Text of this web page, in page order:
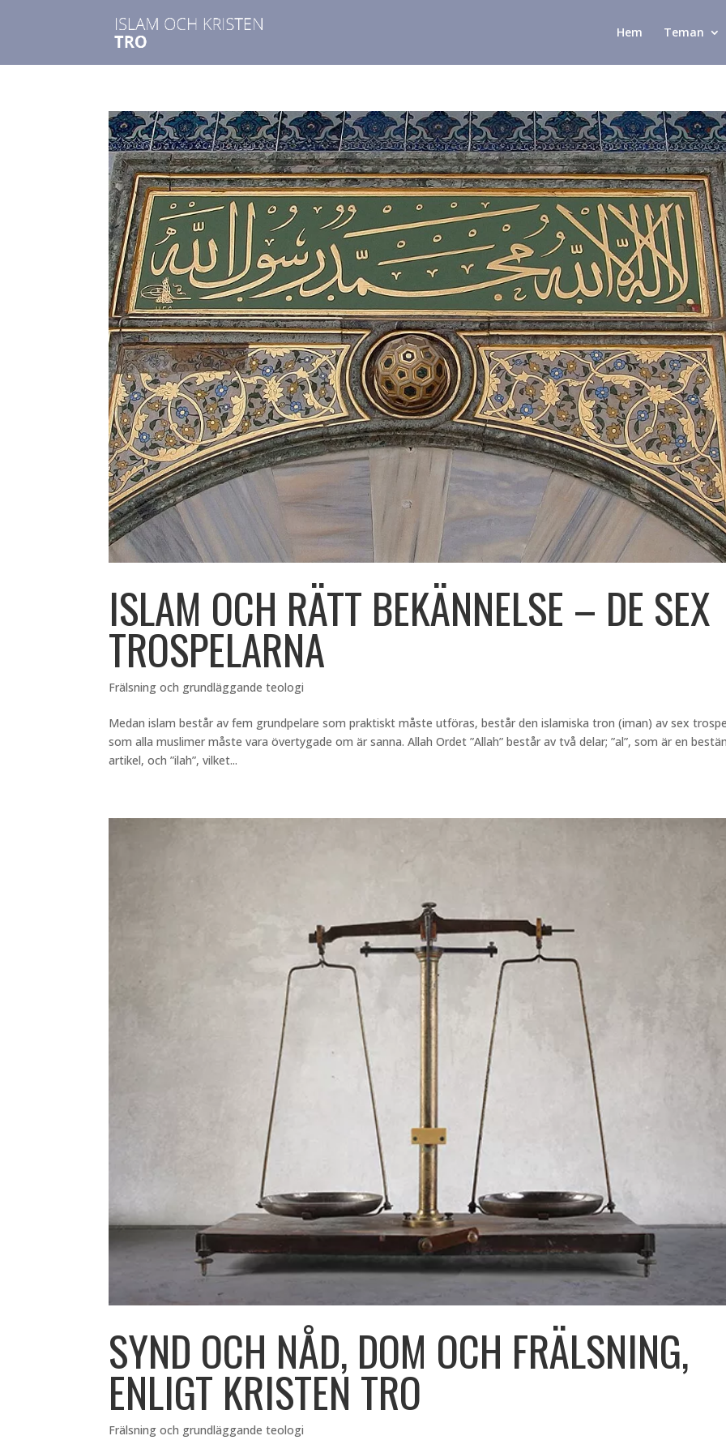
Hem Teman
ISLAM OCH RÄTT BEKÄNNELSE – DE SEX
TROSPELARNA
Frälsning och grundläggande teologi
Medan islam består av fem grundpelare som praktiskt måste utföras, består den islamiska tron (iman) av sex
som alla muslimer måste vara övertygade om är sanna. Allah Ordet ”Allah” består av två delar; ”al”, som är en
artikel, och ”ilah”, vilket...
SYND OCH NÅD, DOM OCH FRÄLSNING,
ENLIGT KRISTEN TRO
Frälsning och grundläggande teologi